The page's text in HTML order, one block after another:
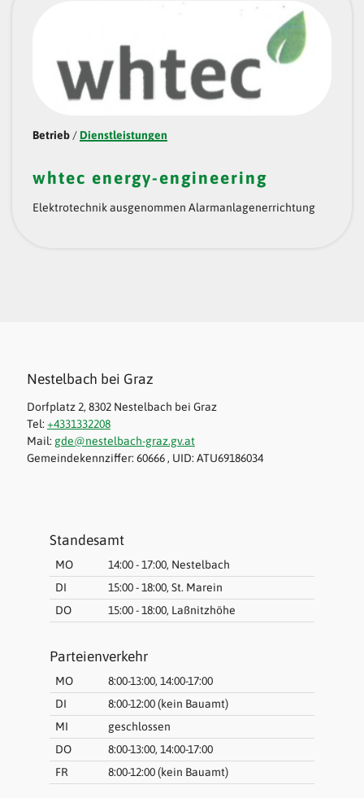
Betrieb / Dienstleistungen
whtec energy-engineering
Elektrotechnik ausgenommen Alarmanlagenerrichtung
Nestelbach bei Graz
Dorfplatz 2, 8302 Nestelbach bei Graz
Tel: +4331332208
Mail: gde@nestelbach-graz.gv.at
Gemeindekennziffer: 60666 , UID: ATU69186034
Standesamt
MO
14:00 - 17:00, Nestelbach
DI
15:00 - 18:00, St. Marein
DO
15:00 - 18:00, Laßnitzhöhe
Parteienverkehr
MO
8:00-13:00, 14:00-17:00
DI
8:00-12:00 (kein Bauamt)
MI
geschlossen
DO
8:00-13:00, 14:00-17:00
FR
8:00-12:00 (kein Bauamt)